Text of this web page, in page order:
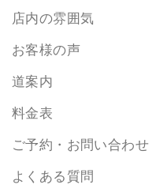
店内の雰囲気
お客様の声
道案内
料金表
ご予約・お問い合わせ
よくある質問